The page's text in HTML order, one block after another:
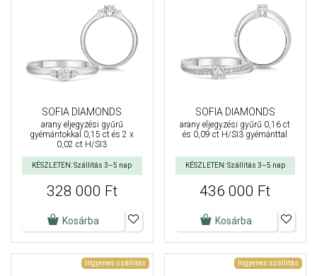
SOFIA DIAMONDS
arany eljegyzési gyűrű
gyémántokkal 0,15 ct és 2 x
0,02 ct H/SI3
KÉSZLETEN: Szállítás 3–5 nap
328 000 Ft
Kosárba
SOFIA DIAMONDS
arany eljegyzési gyűrű 0,16 ct
és 0,09 ct H/SI3 gyémánttal
KÉSZLETEN: Szállítás 3–5 nap
436 000 Ft
Kosárba
Ingyenes szállítás Ingyenes szállítás